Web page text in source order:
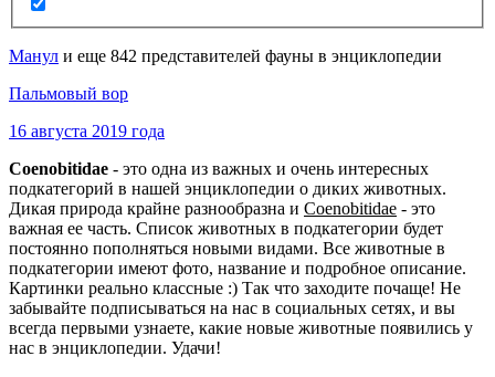
Манул и еще 842 представителей фауны в энциклопедии
Пальмовый вор
16 августа 2019 года
Coenobitidae - это одна из важных и очень интересных
подкатегорий в нашей энциклопедии о диких животных.
Дикая природа крайне разнообразна и Coenobitidae - это
важная ее часть. Список животных в подкатегории будет
постоянно пополняться новыми видами. Все животные в
подкатегории имеют фото, название и подробное описание.
Картинки реально классные :) Так что заходите почаще! Не
забывайте подписываться на нас в социальных сетях, и вы
всегда первыми узнаете, какие новые животные появились у
нас в энциклопедии. Удачи!